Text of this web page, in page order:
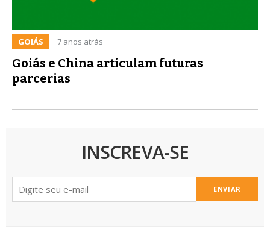
GOIÁS 7 anos atrás
Goiás e China articulam futuras
parcerias
INSCREVA-SE
ENVIAR